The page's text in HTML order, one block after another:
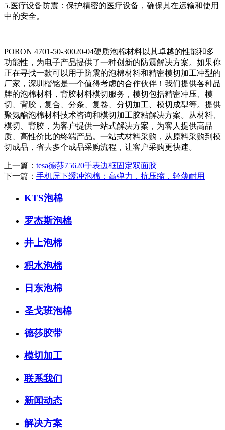
5.医疗设备防震：保护精密的医疗设备，确保其在运输和使用
中的安全。
PORON 4701-50-30020-04硬质泡棉材料以其卓越的性能和多
功能性，为电子产品提供了一种创新的防震解决方案。如果你
正在寻找一款可以用于防震的泡棉材料和精密模切加工冲型的
厂家，深圳楷铭是一个值得考虑的合作伙伴！我们提供各种品
牌的泡棉材料，背胶材料模切服务，模切包括精密冲压、模
切、背胶，复合、分条、复卷、分切加工、模切成型等。提供
聚氨酯泡棉材料技术咨询和模切加工胶粘解决方案。从材料、
模切、背胶，为客户提供一站式解决方案，为客人提供高品
质、高性价比的终端产品。一站式材料采购，从原料采购到模
切成品，省去多个成品采购流程，让客户采购更快速。
上一篇： tesa德莎75620手表边框固定双面胶
下一篇： 手机屏下缓冲泡棉：高弹力，抗压缩，轻薄耐用
KTS泡棉
罗杰斯泡棉
井上泡棉
积水泡棉
日东泡棉
圣戈班泡棉
德莎胶带
模切加工
联系我们
新闻动态
解决方案